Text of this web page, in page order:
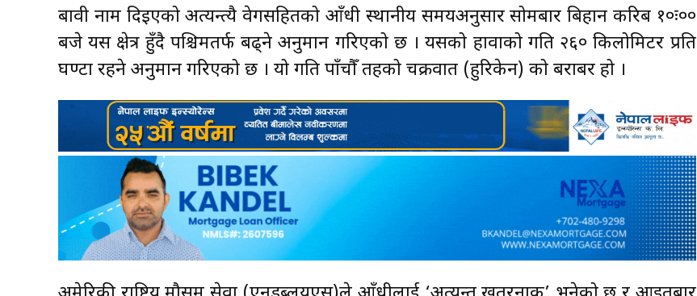
बावी नाम दिइएको अत्यन्त्यै वेगसहितको आँधी स्थानीय समयअनुसार सोमबार बिहान करिब १०ः००
बजे यस क्षेत्र हुँदै पश्चिमतर्फ बढ्ने अनुमान गरिएको छ । यसको हावाको गति २६० किलोमिटर प्रति
घण्टा रहने अनुमान गरिएको छ । यो गति पाँचौँ तहको चक्रवात (हुरिकेन) को बराबर हो ।